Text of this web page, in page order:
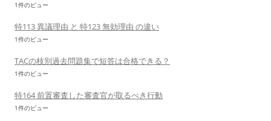
1件のビュー
特113 異議理由 と 特123 無効理由 の違い
1件のビュー
TACの枝別過去問題集で短答は合格できる？
1件のビュー
特164 前置審査した審査官が取るべき行動
1件のビュー